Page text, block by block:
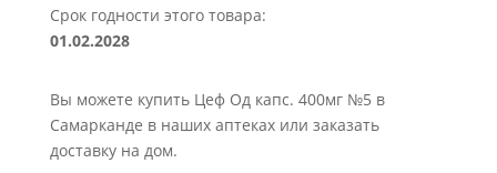
Срок годности этого товара:
01.02.2028
Вы можете купить Цеф Од капс. 400мг №5 в
Самарканде в наших аптеках или заказать
доставку на дом.